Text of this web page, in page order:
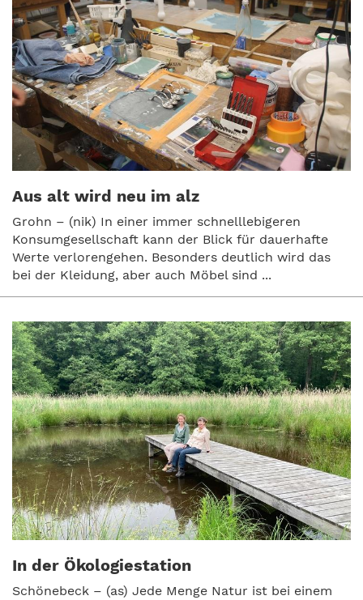
Aus alt wird neu im alz
Grohn – (nik) In einer immer schnelllebigeren
Konsumgesellschaft kann der Blick für dauerhafte
Werte verlorengehen. Besonders deutlich wird das
bei der Kleidung, aber auch Möbel sind ...
In der Ökologiestation
Schönebeck – (as) Jede Menge Natur ist bei einem